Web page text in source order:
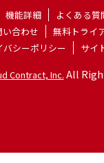
機能詳細 よくある質
い合わせ 無料トライ
バシーポリシー
サイ
Contract, Inc. All